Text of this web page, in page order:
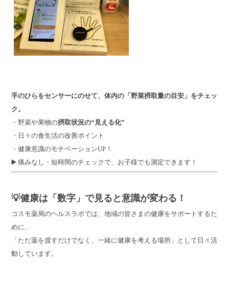
手のひらをセンサーにのせて、体内の「野菜摂取量の目安」をチェッ
ク。
・野菜や果物の摂取状況の“見える化”
・日々の食生活の改善ポイント
・健康意識のモチベーションUP！
▶️ 痛みなし・短時間のチェックで、お子様でも測定できます！
💡健康は「数字」で見ると意識が変わる！
コスモ薬局のヘルスラボでは、地域の皆さまの健康をサポートするた
めに、
「ただ薬を渡すだけでなく、一緒に健康を考える場所」として日々活
動しています。